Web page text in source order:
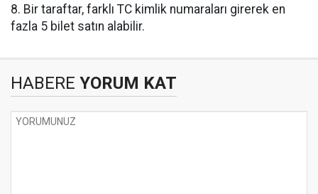
8. Bir taraftar, farklı TC kimlik numaraları girerek en
fazla 5 bilet satın alabilir.
HABERE YORUM KAT